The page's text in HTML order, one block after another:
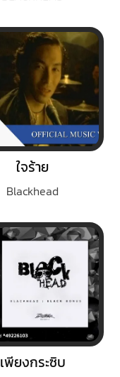
ใจร้าย
Blackhead
เพียงกระซิบ